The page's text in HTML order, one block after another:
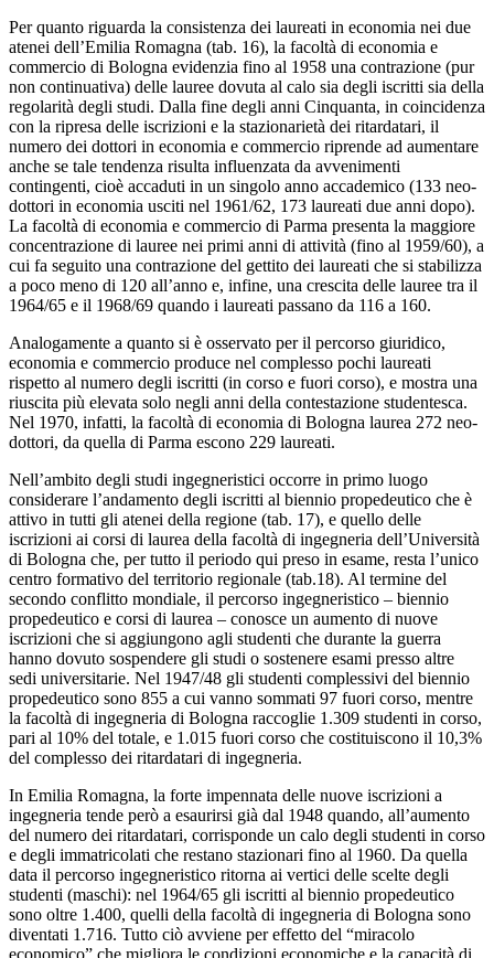
Per quanto riguarda la consistenza dei laureati in economia nei due
atenei dell’Emilia Romagna (tab. 16), la facoltà di economia e
commercio di Bologna evidenzia fino al 1958 una contrazione (pur
non continuativa) delle lauree dovuta al calo sia degli iscritti sia della
regolarità degli studi. Dalla fine degli anni Cinquanta, in coincidenza
con la ripresa delle iscrizioni e la stazionarietà dei ritardatari, il
numero dei dottori in economia e commercio riprende ad aumentare
anche se tale tendenza risulta influenzata da avvenimenti
contingenti, cioè accaduti in un singolo anno accademico (133 neo-
dottori in economia usciti nel 1961/62, 173 laureati due anni dopo).
La facoltà di economia e commercio di Parma presenta la maggiore
concentrazione di lauree nei primi anni di attività (fino al 1959/60), a
cui fa seguito una contrazione del gettito dei laureati che si stabilizza
a poco meno di 120 all’anno e, infine, una crescita delle lauree tra il
1964/65 e il 1968/69 quando i laureati passano da 116 a 160.
Analogamente a quanto si è osservato per il percorso giuridico,
economia e commercio produce nel complesso pochi laureati
rispetto al numero degli iscritti (in corso e fuori corso), e mostra una
riuscita più elevata solo negli anni della contestazione studentesca.
Nel 1970, infatti, la facoltà di economia di Bologna laurea 272 neo-
dottori, da quella di Parma escono 229 laureati.
Nell’ambito degli studi ingegneristici occorre in primo luogo
considerare l’andamento degli iscritti al biennio propedeutico che è
attivo in tutti gli atenei della regione (tab. 17), e quello delle
iscrizioni ai corsi di laurea della facoltà di ingegneria dell’Università
di Bologna che, per tutto il periodo qui preso in esame, resta l’unico
centro formativo del territorio regionale (tab.18). Al termine del
secondo conflitto mondiale, il percorso ingegneristico – biennio
propedeutico e corsi di laurea – conosce un aumento di nuove
iscrizioni che si aggiungono agli studenti che durante la guerra
hanno dovuto sospendere gli studi o sostenere esami presso altre
sedi universitarie. Nel 1947/48 gli studenti complessivi del biennio
propedeutico sono 855 a cui vanno sommati 97 fuori corso, mentre
la facoltà di ingegneria di Bologna raccoglie 1.309 studenti in corso,
pari al 10% del totale, e 1.015 fuori corso che costituiscono il 10,3%
del complesso dei ritardatari di ingegneria.
In Emilia Romagna, la forte impennata delle nuove iscrizioni a
ingegneria tende però a esaurirsi già dal 1948 quando, all’aumento
del numero dei ritardatari, corrisponde un calo degli studenti in corso
e degli immatricolati che restano stazionari fino al 1960. Da quella
data il percorso ingegneristico ritorna ai vertici delle scelte degli
studenti (maschi): nel 1964/65 gli iscritti al biennio propedeutico
sono oltre 1.400, quelli della facoltà di ingegneria di Bologna sono
diventati 1.716. Tutto ciò avviene per effetto del “miracolo
economico” che migliora le condizioni economiche e la capacità di